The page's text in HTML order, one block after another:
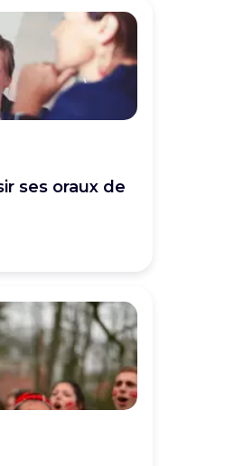
ses oraux de